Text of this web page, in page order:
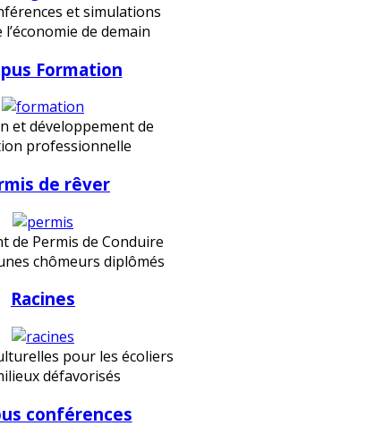
et simulations
de demain
Formation
et développement de
professionnelle
de rêver
de Permis de Conduire
chômeurs diplômés
Racines
pour les écoliers
défavorisés
conférences